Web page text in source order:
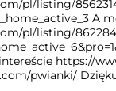
pl/listing/
A
pl/listing/
https://
pwianki/